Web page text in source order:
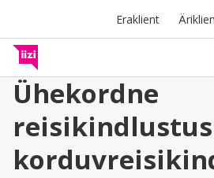
Eraklient
Ühekordne